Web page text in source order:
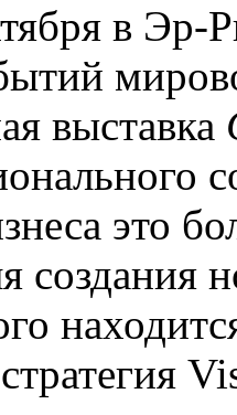
в Эр-
выставка
это
создания